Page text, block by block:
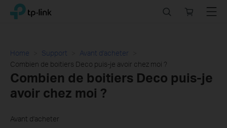
Click
navigation
TP-Link, Reliably Smart
store
Menu
Home Support
Avant d'acheter
Combien de boitiers Deco puis-je avoir chez moi ?
Combien de boitiers Deco puis-je
avoir chez moi ?
Avant d'acheter